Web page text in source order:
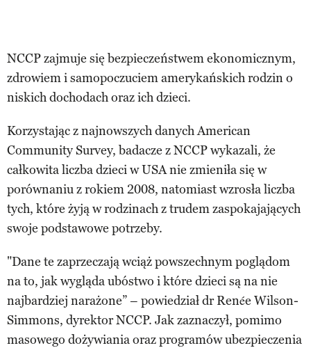
NCCP zajmuje się bezpieczeństwem ekonomicznym,
zdrowiem i samopoczuciem amerykańskich rodzin o
niskich dochodach oraz ich dzieci.
Korzystając z najnowszych danych American
Community Survey, badacze z NCCP wykazali, że
całkowita liczba dzieci w USA nie zmieniła się w
porównaniu z rokiem 2008, natomiast wzrosła liczba
tych, które żyją w rodzinach z trudem zaspokajających
swoje podstawowe potrzeby.
"Dane te zaprzeczają wciąż powszechnym poglądom
na to, jak wygląda ubóstwo i które dzieci są na nie
najbardziej narażone” – powiedział dr Renée Wilson-
Simmons, dyrektor NCCP. Jak zaznaczył, pomimo
masowego dożywiania oraz programów ubezpieczenia